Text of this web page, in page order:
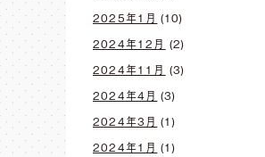
2025年1月 (10)
2024年12月 (2)
2024年11月 (3)
2024年4月 (3)
2024年3月 (1)
2024年1月 (1)